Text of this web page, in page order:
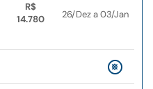
R$
14.780
26/Dez a 03/Jan